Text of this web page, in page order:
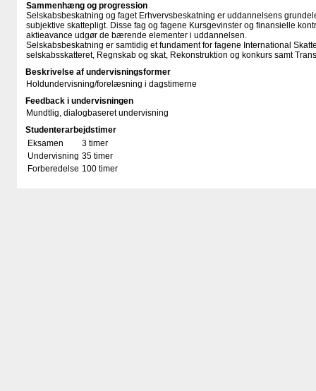
Sammenhæng og progression
Selskabsbeskatning og faget Erhvervsbeskatning er uddannelsens
subjektive skattepligt. Disse fag og fagene Kursgevinster og finansielle
aktieavance udgør de bærende elementer i uddannelsen.
Selskabsbeskatning er samtidig et fundament for fagene International
selskabsskatteret, Regnskab og skat, Rekonstruktion og konkurs samt
Beskrivelse af undervisningsformer
Holdundervisning/​forelæsning i dagstimerne
Feedback i undervisningen
Mundtlig, dialogbaseret undervisning
Studenterarbejdstimer
Eksamen
3 timer
Undervisning 35 timer
Forberedelse 100 timer